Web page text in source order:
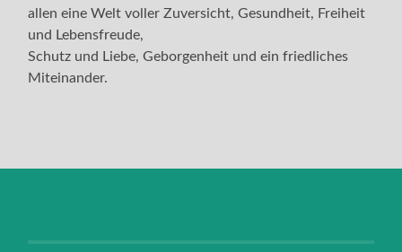
allen eine Welt voller Zuversicht, Gesundheit, Freiheit
und Lebensfreude,
Schutz und Liebe, Geborgenheit und ein friedliches
Miteinander.